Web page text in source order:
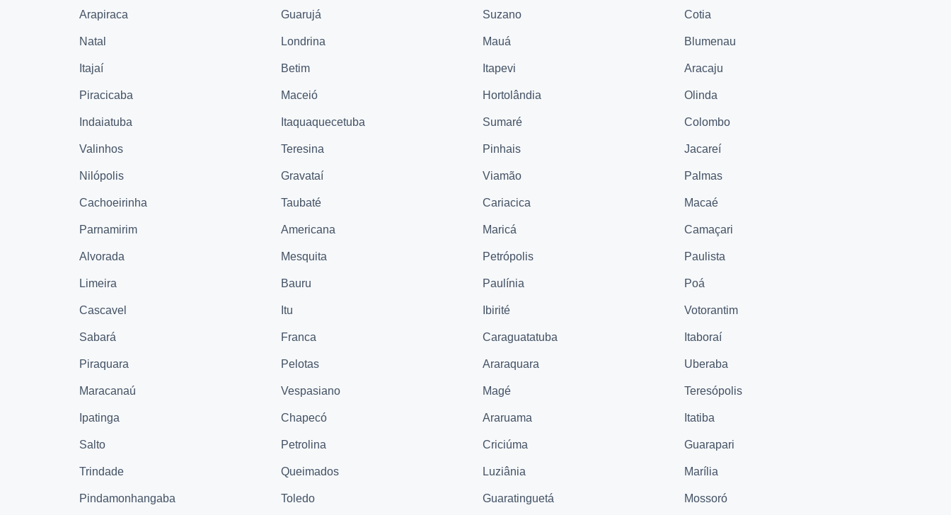
Arapiraca Guarujá Suzano Cotia
Natal Londrina Mauá Blumenau
Itajaí Betim Itapevi Aracaju
Piracicaba Maceió Hortolândia Olinda
Indaiatuba Itaquaquecetuba Sumaré Colombo
Valinhos Teresina Pinhais Jacareí
Nilópolis Gravataí Viamão Palmas
Cachoeirinha Taubaté Cariacica Macaé
Parnamirim Americana Maricá Camaçari
Alvorada Mesquita Petrópolis Paulista
Limeira Bauru Paulínia Poá
Cascavel Itu Ibirité Votorantim
Sabará Franca Caraguatatuba Itaboraí
Piraquara Pelotas Araraquara Uberaba
Maracanaú Vespasiano Magé Teresópolis
Ipatinga Chapecó Araruama Itatiba
Salto Petrolina Criciúma Guarapari
Trindade Queimados Luziânia Marília
Pindamonhangaba Toledo Guaratinguetá Mossoró